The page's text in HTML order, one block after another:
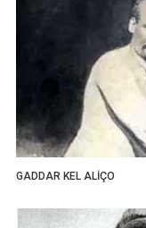
GADDAR KEL ALİÇO